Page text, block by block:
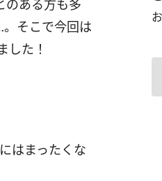
のある方も多
そこで今回は
した！
はまったくな